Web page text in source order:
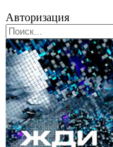
Авторизация